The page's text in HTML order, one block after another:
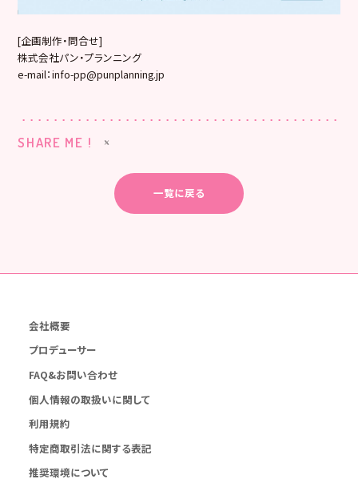
[企画制作・問合せ]
株式会社パン・プランニング
e-mail：info-pp@punplanning.jp
SHARE ME !
一覧に戻る
会社概要
プロデューサー
FAQ&お問い合わせ
個人情報の取扱いに関して
利用規約
特定商取引法に関する表記
推奨環境について